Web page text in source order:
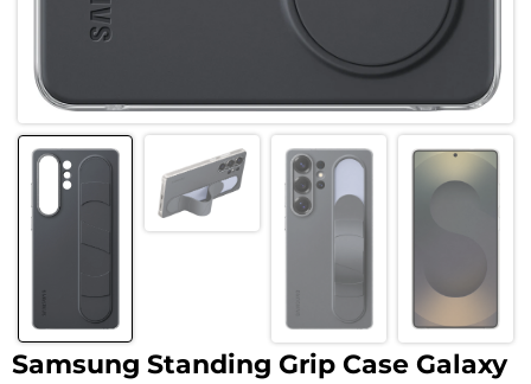
Samsung Standing Grip Case Galaxy